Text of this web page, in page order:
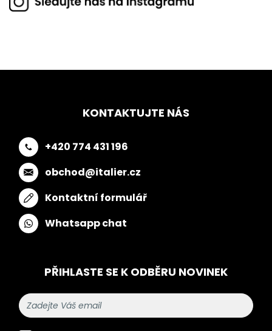
KONTAKTUJTE NÁS
+420 774 431 196
obchod@italier.cz
Kontaktní formulář
Whatsapp chat
PŘIHLASTE SE K ODBĚRU NOVINEK